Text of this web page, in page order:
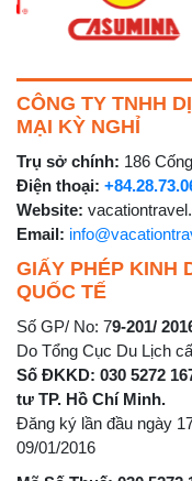
CÔNG TY TNHH
MẠI KỲ NGHỈ
Trụ sở chính: 186
Điện thoại:
Website:
Email:
GIẤY PHÉP KINH
QUỐC TẾ
Số GP/ No: 79-201/
Do Tổng Cục Du Lịch
Số ĐKKD: 030 5272
tư TP. Hồ Chí Minh.
Đăng ký lần đầu ngày
09/01/2016